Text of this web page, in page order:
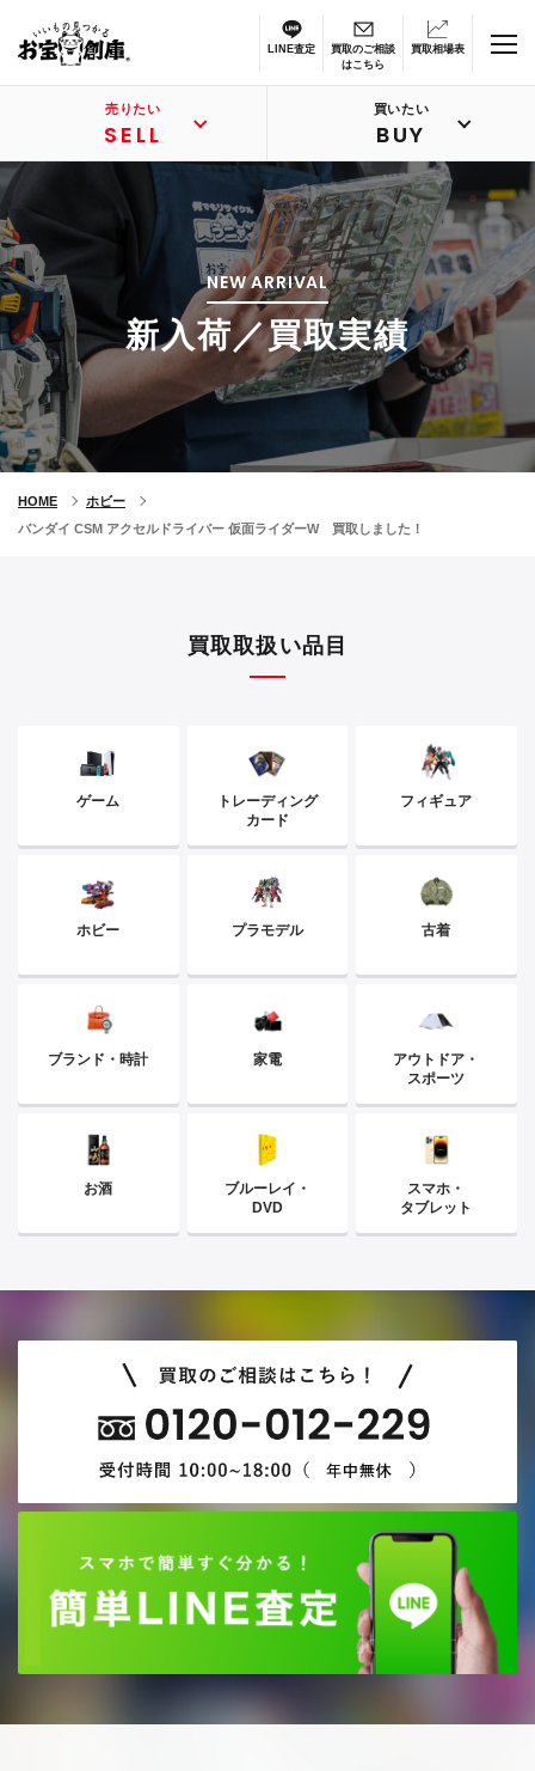
LINE査定
買取のご相談
はこちら
買取相場表
売りたい
SELL
買いたい
BUY
NEW ARRIVAL
新入荷／買取実績
HOME
ホビー
バンダイ CSM アクセルドライバー 仮面ライダーW 買取しました！
買取取扱い品目
ゲーム
トレーディング
カード
フィギュア
ホビー プラモデル 古着
ブランド・時計 家電
アウトドア・
スポーツ
お酒
ブルーレイ・
DVD
スマホ・
タブレット